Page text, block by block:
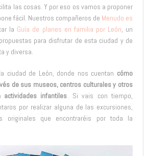
las cosas. Y por eso os vamos a proponer
fácil. Nuestros compañeros de Menudo es
la Guía de planes en familia por León, un
para disfrutar de esta ciudad y de
y diversa.
ciudad de León, donde nos cuentan cómo
de sus museos, centros culturales y otros
actividades infantiles. Si vais con tiempo,
por realizar alguna de las excursiones,
originales que encontraréis por toda la